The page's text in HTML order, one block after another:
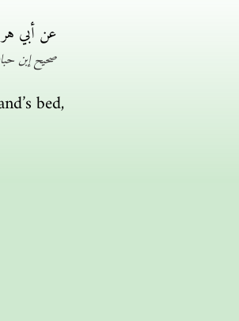
عن أبي
صحيح إبن
bed,